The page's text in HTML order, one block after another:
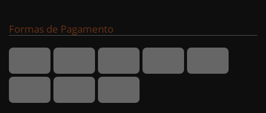
Formas de Pagamento